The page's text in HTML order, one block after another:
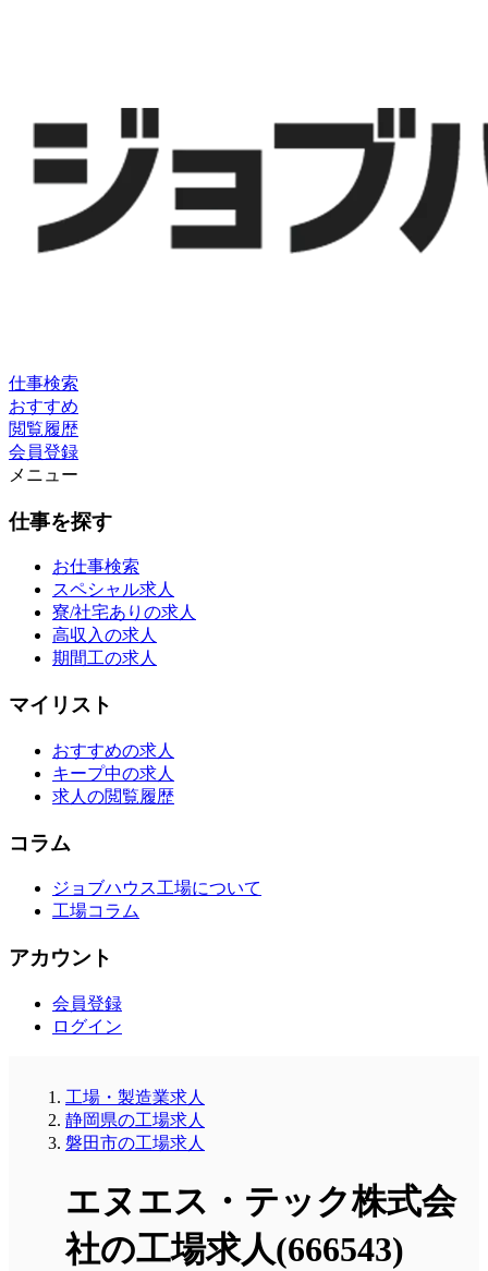
仕事検索
おすすめ
閲覧履歴
会員登録
メニュー
仕事を探す
お仕事検索
スペシャル求人
寮/社宅ありの求人
高収入の求人
期間工の求人
マイリスト
おすすめの求人
キープ中の求人
求人の閲覧履歴
コラム
ジョブハウス工場について
工場コラム
アカウント
会員登録
ログイン
工場・製造業求人
静岡県の工場求人
磐田市の工場求人
エヌエス・テック株式会
社の工場求人(666543)